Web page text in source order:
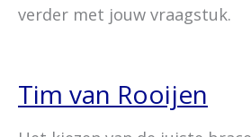
verder met jouw vraagstuk.
Tim van Rooijen